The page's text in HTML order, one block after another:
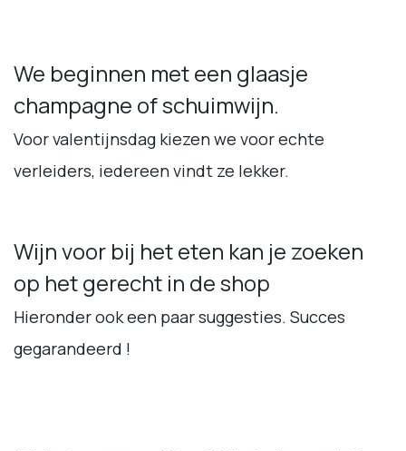
We beginnen met een glaasje
champagne of schuimwijn.
Voor valentijnsdag kiezen we voor echte
verleiders, iedereen vindt ze lekker.
Wijn voor bij het eten kan je zoeken
op het gerecht in de shop
Hieronder ook een paar suggesties. Succes
gegarandeerd !